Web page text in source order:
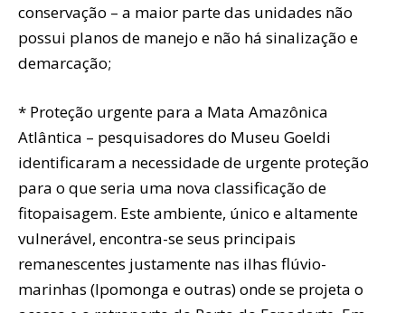
conservação – a maior parte das unidades não
possui planos de manejo e não há sinalização e
demarcação;
* Proteção urgente para a Mata Amazônica
Atlântica – pesquisadores do Museu Goeldi
identificaram a necessidade de urgente proteção
para o que seria uma nova classificação de
fitopaisagem. Este ambiente, único e altamente
vulnerável, encontra-se seus principais
remanescentes justamente nas ilhas flúvio-
marinhas (Ipomonga e outras) onde se projeta o